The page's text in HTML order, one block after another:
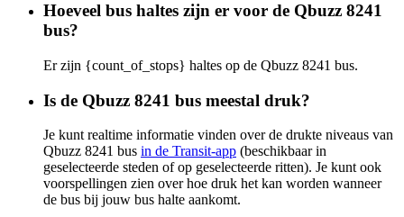
Hoeveel bus haltes zijn er voor de Qbuzz 8241
bus?
Er zijn {count_of_stops} haltes op de Qbuzz 8241 bus.
Is de Qbuzz 8241 bus meestal druk?
Je kunt realtime informatie vinden over de drukte niveaus van
Qbuzz 8241 bus in de Transit-app (beschikbaar in
geselecteerde steden of op geselecteerde ritten). Je kunt ook
voorspellingen zien over hoe druk het kan worden wanneer
de bus bij jouw bus halte aankomt.